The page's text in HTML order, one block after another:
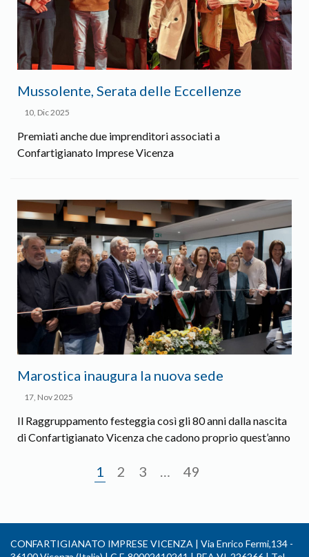
Mussolente, Serata delle Eccellenze
10, Dic 2025
Premiati anche due imprenditori associati a
Confartigianato Imprese Vicenza
Marostica inaugura la nuova sede
17, Nov 2025
Il Raggruppamento festeggia così gli 80 anni dalla nascita
di Confartigianato Vicenza che cadono proprio quest’anno
1 2 3 … 49
CONFARTIGIANATO IMPRESE VICENZA | Via Enrico Fermi,134 -